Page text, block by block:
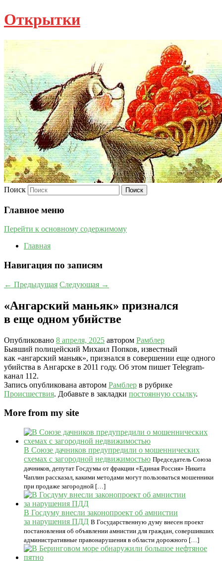
Открытки
Поиск
Главное меню
Перейти к основному содержимому
Главная
Навигация по записям
← Предыдущая Следующая →
«Ангарский маньяк» признался
в еще одном убийстве
Опубликовано 8 апреля, 2025 автором Рамблер
Бывший полицейский Михаил Попков, известный
как «ангарский маньяк», признался в совершении еще одного
убийства в Ангарске в 2011 году. Об этом пишет Telegram-
канал 112.
Запись опубликована автором Рамблер в рубрике
Происшествия. Добавьте в закладки постоянную ссылку.
More from my site
В Союзе дачников предупредили о мошеннических
схемах с загородной недвижимостью Председатель Союза
дачников, депутат Госдумы от фракции «Единая Россия» Никита
Чаплин рассказал, какими методами могут пользоваться мошенники
при продаже загородной […]
В Госдуму внесли законопроект об амнистии
за нарушения ПДД В Государственную думу внесен проект
постановления об объявлении амнистии для граждан, совершивших
административные правонарушения в области дорожного […]